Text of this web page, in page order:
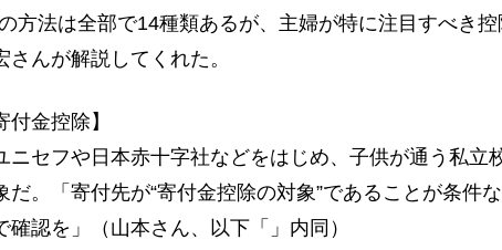
の方法は全部で14種類あるが、主婦が特に注目すべき
さんが解説してくれた。
付金控除】
セフや日本赤十字社などをはじめ、子供が通う私立
だ。「寄付先が“寄付金控除の対象”であることが条件
確認を」（山本さん、以下「」内同）